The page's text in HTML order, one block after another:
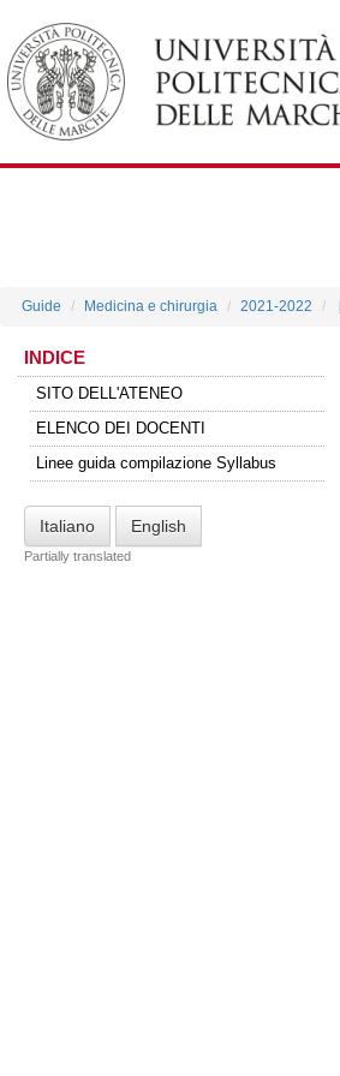
Guide Medicina e chirurgia 2021-2022
INDICE
SITO DELL'ATENEO
ELENCO DEI DOCENTI
Linee guida compilazione Syllabus
Italiano English
Partially translated